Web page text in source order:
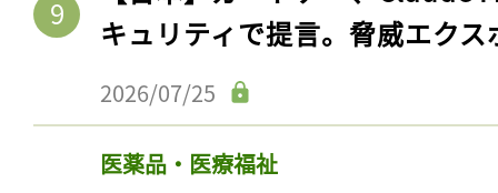
キュリティで提言。脅威エク
2026/07/25
医薬品・医療福祉